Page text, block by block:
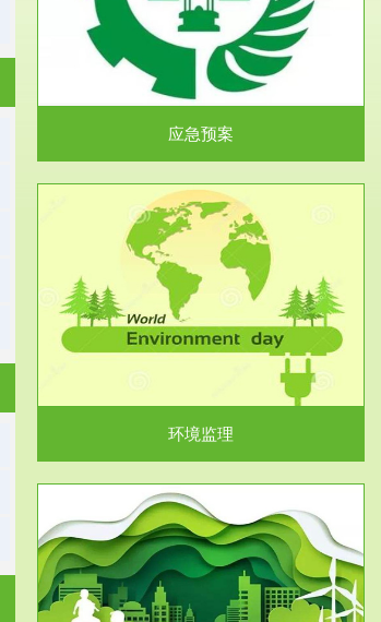
应急预案
清洁生产审核
根据《中华人民共和国清洁生产促进法》、《清
洁生产审核暂行办法...
环境监理
服务范围
VOCs在线监测
根据《重点区域大气污染防治“十二五”规划》有
机废气净化率达...
服务范围
场地调查及风险评估